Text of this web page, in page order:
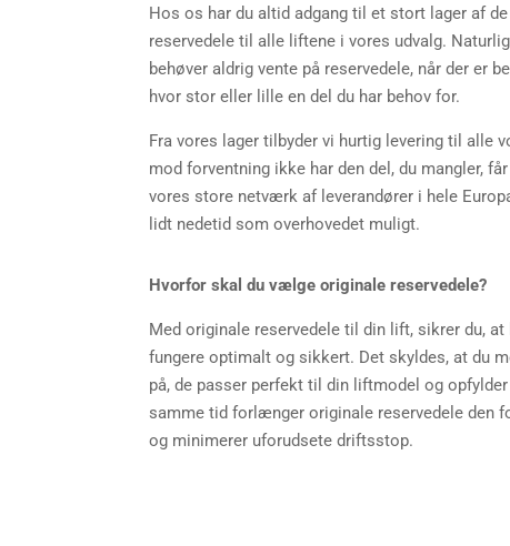
Hos os har du altid adgang til et stort lager af
reservedele til alle liftene i vores udvalg.
behøver aldrig vente på reservedele, når der er
hvor stor eller lille en del du har behov for.
Fra vores lager tilbyder vi hurtig levering til alle
mod forventning ikke har den del, du mangler,
vores store netværk af leverandører i hele
lidt nedetid som overhovedet muligt.
Hvorfor skal du vælge originale reservedele?
Med originale reservedele til din lift, sikrer du,
fungere optimalt og sikkert. Det skyldes, at du
på, de passer perfekt til din liftmodel og
samme tid forlænger originale reservedele den
og minimerer uforudsete driftsstop.